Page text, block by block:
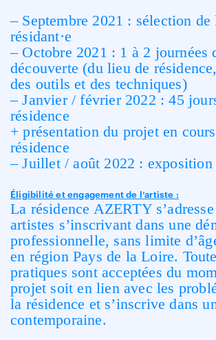
– Septembre 2021 : sélection de
résidant·e
– Octobre 2021 : 1 à 2 journées
découverte (du lieu de
des outils et des techniques)
– Janvier / février 2022 : 45
résidence
+ présentation du projet en
résidence
– Juillet / août 2022 : exposition
Éligibilité et engagement de l’artiste :
La résidence AZERTY
artistes s’inscrivant dans une
professionnelle, sans limite
en région Pays de la Loire.
pratiques sont acceptées du
projet soit en lien avec les
la résidence et s’inscrive dans
contemporaine.